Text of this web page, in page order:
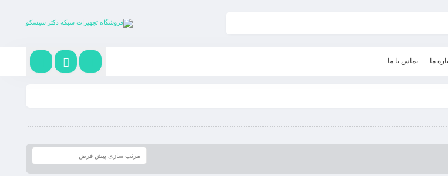
ما تماس با ما